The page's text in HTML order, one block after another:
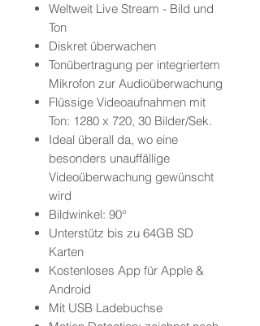
Weltweit Live Stream - Bild und
Ton
Diskret überwachen
Tonübertragung per integriertem
Mikrofon zur Audioüberwachung
Flüssige Videoaufnahmen mit
Ton: 1280 x 720, 30 Bilder/Sek.
Ideal überall da, wo eine
besonders unauffällige
Videoüberwachung gewünscht
wird
Bildwinkel: 90°
Unterstütz bis zu 64GB SD
Karten
Kostenloses App für Apple &
Android
Mit USB Ladebuchse